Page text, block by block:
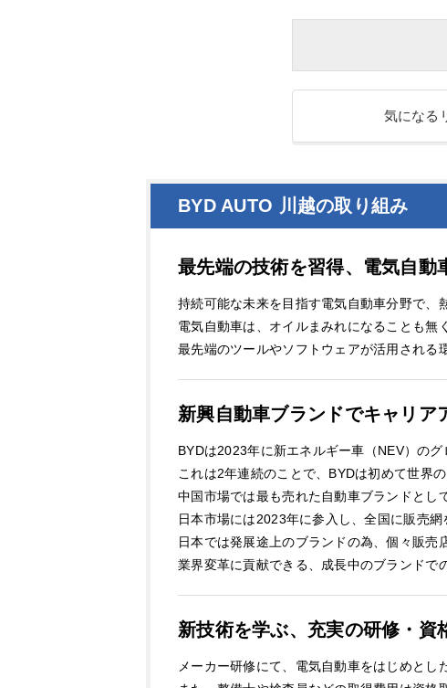
気になる
BYD AUTO 川越の取り組み
最先端の技術を習得、電気自動
持続可能な未来を目指す電気自動車分野で、
電気自動車は、オイルまみれになることも無
最先端のツールやソフトウェアが活用される
新興自動車ブランドでキャリ
BYDは2023年に新エネルギー車（NEV）のグ
これは2年連続のことで、BYDは初めて世界
中国市場では最も売れた自動車ブランドとし
日本市場には2023年に参入し、全国に販売網
日本では発展途上のブランドの為、個々販売
業界変革に貢献できる、成長中のブランドで
新技術を学ぶ、充実の研修・資
メーカー研修にて、電気自動車をはじめとし